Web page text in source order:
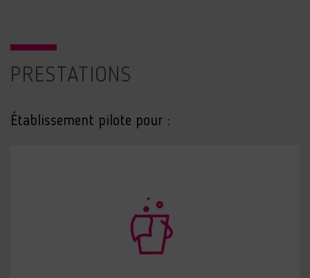
PRESTATIONS
Établissement pilote pour :